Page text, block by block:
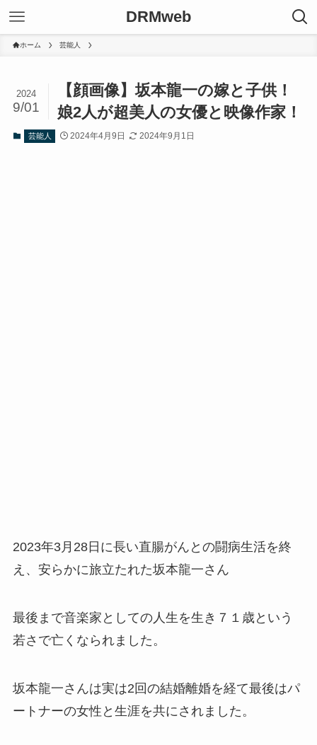
DRMweb
ホーム 芸能人
【顔画像】坂本龍一の嫁と子供！
娘2人が超美人の女優と映像作家！
2024
9/01
芸能人 2024年4月9日 2024年9月1日
2023年3月28日に長い直腸がんとの闘病生活を終
え、安らかに旅立たれた坂本龍一さん
最後まで音楽家としての人生を生き７１歳という
若さで亡くなられました。
坂本龍一さんは実は2回の結婚離婚を経て最後はパ
ートナーの女性と生涯を共にされました。